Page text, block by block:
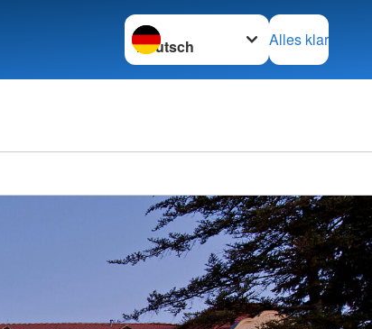
Sprache wechseln zu
Alles klar